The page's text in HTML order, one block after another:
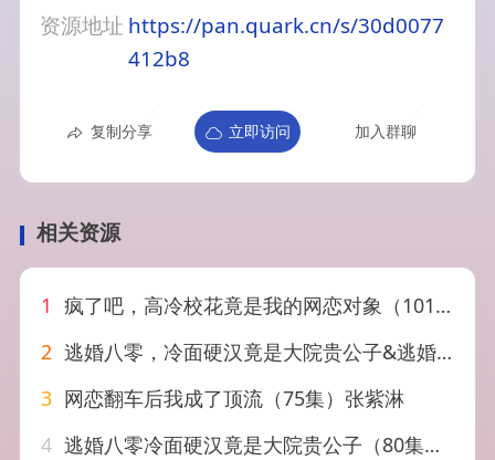
资源地址 https://pan.quark.cn/s/30d0077
412b8
复制分享 立即访问 加入群聊
相关资源
1 疯了吧，高冷校花竟是我的网恋对象（101集）刘金思＆邢潞尔
2 逃婚八零，冷面硬汉竟是大院贵公子&逃婚八零冷面硬汉竟是大院贵公子（80集）李卓扬＆徐小舒
3 网恋翻车后我成了顶流（75集）张紫淋
4 逃婚八零冷面硬汉竟是大院贵公子（80集）李卓扬＆徐小舒